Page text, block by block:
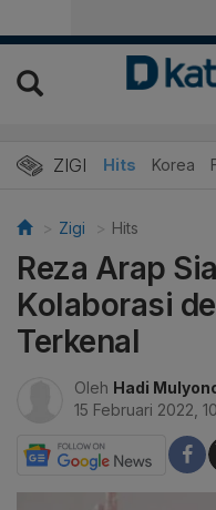
ZIGI Hits Korea
Zigi Hits
Reza Arap
Kolaborasi
Terkenal
Oleh Hadi
15 Februari 2022,